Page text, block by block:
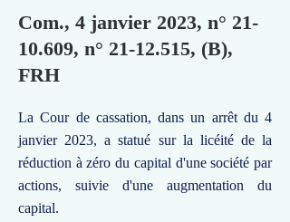
Com., 4 janvier 2023, n° 21-
10.609, n° 21-12.515, (B),
FRH
La Cour de cassation, dans un arrêt du 4
janvier 2023, a statué sur la licéité de la
réduction à zéro du capital d'une société par
actions, suivie d'une augmentation du
capital.